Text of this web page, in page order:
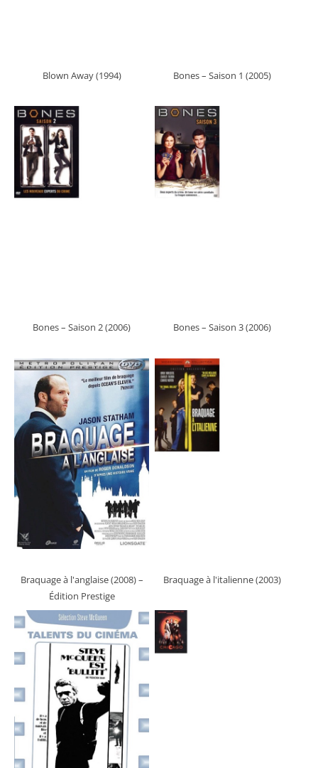
Blown Away (1994) Bones – Saison 1 (2005)
Bones – Saison 2 (2006) Bones – Saison 3 (2006)
Braquage à l'anglaise (2008)–
Édition Prestige
Braquage à l'italienne (2003)